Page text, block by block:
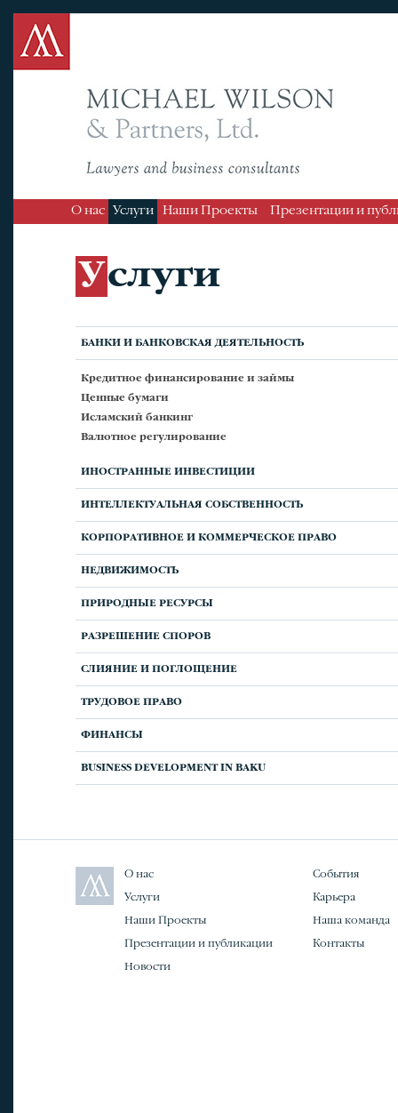
О нас Услуги Наши Проекты Презентации и
Услуги
БАНКИ И БАНКОВСКАЯ ДЕЯТЕЛЬНОСТЬ
Кредитное финансирование и займы
Ценные бумаги
Исламский банкинг
Валютное регулирование
ИНОСТРАННЫЕ ИНВЕСТИЦИИ
ИНТЕЛЛЕКТУАЛЬНАЯ СОБСТВЕННОСТЬ
КОРПОРАТИВНОЕ И КОММЕРЧЕСКОЕ ПРАВО
НЕДВИЖИМОСТЬ
ПРИРОДНЫЕ РЕСУРСЫ
РАЗРЕШЕНИЕ СПОРОВ
СЛИЯНИЕ И ПОГЛОЩЕНИЕ
ТРУДОВОЕ ПРАВО
ФИНАНСЫ
BUSINESS DEVELOPMENT IN BAKU
О нас
Услуги
Наши Проекты
Презентации и публикации
Новости
События
Карьера
Наша команда
Контакты